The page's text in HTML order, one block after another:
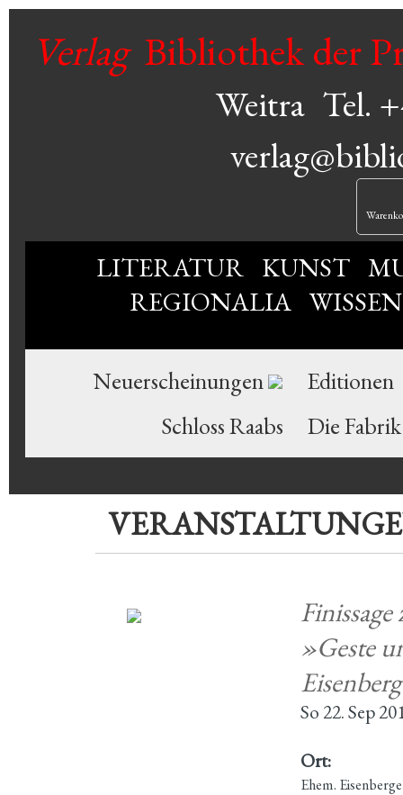
VerlagBibliothek der
Weitra Tel.
LITERATUR KUNST
REGIONALIA
Neuerscheinungen
Editionen
Schloss Raabs
Die Fabrik
»Geste
So 22. Sep
Ort:
Ehem.